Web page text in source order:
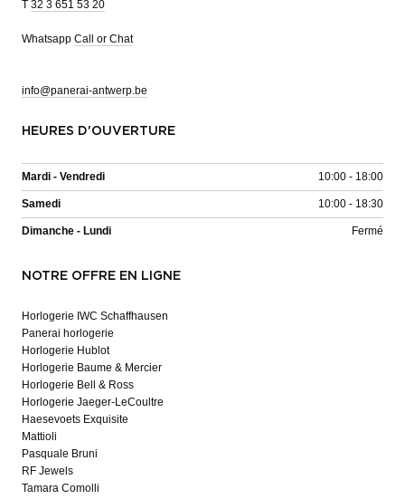
T 32 3 651 53 20
Whatsapp Call or Chat
info@panerai-antwerp.be
HEURES D'OUVERTURE
Mardi - Vendredi 10:00 - 18:00
Samedi 10:00 - 18:30
Dimanche - Lundi Fermé
NOTRE OFFRE EN LIGNE
Horlogerie IWC Schaffhausen
Panerai horlogerie
Horlogerie Hublot
Horlogerie Baume & Mercier
Horlogerie Bell & Ross
Horlogerie Jaeger-LeCoultre
Haesevoets Exquisite
Mattioli
Pasquale Bruni
RF Jewels
Tamara Comolli